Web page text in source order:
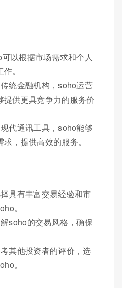
以根据市场需求和个人
。
统金融机构，soho运营
提供更具竞争力的服务价
代通讯工具，soho能够
，提供高效的服务。
具有丰富交易经验和市
。
soho的交易风格，确保
其他投资者的评价，选
。